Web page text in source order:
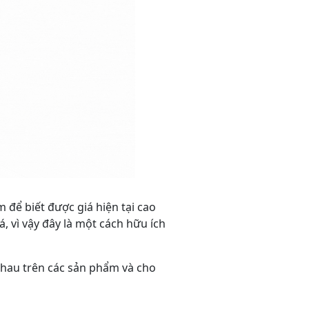
để biết được giá hiện tại cao
vì vậy đây là một cách hữu ích
trên các sản phẩm và cho